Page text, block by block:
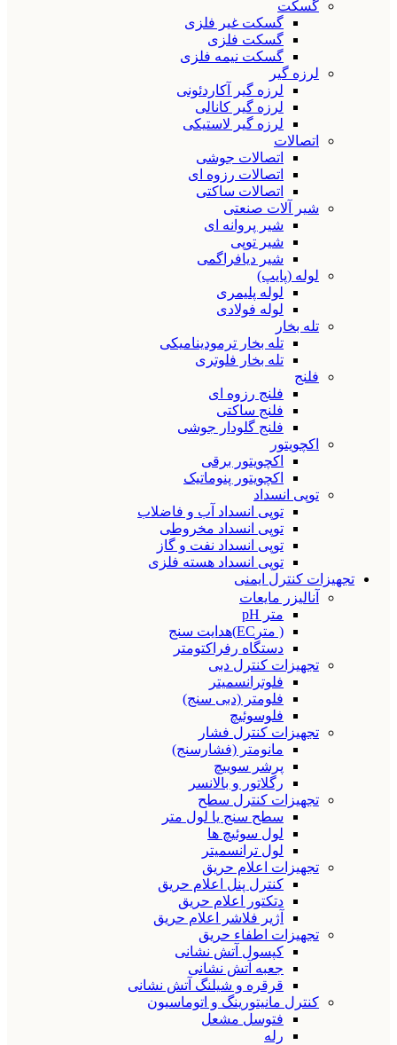
گسکت
گسکت غیر فلزی
گسکت فلزی
گسکت نیمه فلزی
لرزه گیر
لرزه گیر آکاردئونی
لرزه گیر کانالی
لرزه گیر لاستیکی
اتصالات
اتصالات جوشی
اتصالات رزوه ای
اتصالات ساکتی
شیر آلات صنعتی
شیر پروانه ای
شیر توپی
شیر دیافراگمی
لوله (پایپ)
لوله پلیمری
لوله فولادی
تله بخار
تله بخار ترمودینامیکی
تله بخار فلوتری
فلنج
فلنج رزوه ای
فلنج ساکتی
فلنج گلودار جوشی
اکچویتور
اکچویتور برقی
اکچویتور پنوماتیک
توپی انسداد
توپی انسداد آب و فاضلاب
توپی انسداد مخروطی
توپی انسداد نفت و گاز
توپی انسداد هسته فلزی
تجهیزات کنترل ایمنی
آنالیزر مایعات
متر pH
( مترEC)هدایت سنج
دستگاه رفراکتومتر
تجهیزات کنترل دبی
فلوترانسمیتر
فلومتر (دبی سنج)
فلوسوئیچ
تجهیزات کنترل فشار
مانومتر (فشارسنج)
پرشر سوییچ
رگلاتور و بالانسر
تجهیزات کنترل سطح
سطح سنج یا لول متر
لول سوئیچ ها
لول ترانسمیتر
تجهیزات اعلام حریق
کنترل پنل اعلام حریق
دتکتور اعلام حریق
آژیر فلاشر اعلام حریق
تجهیزات اطفاء حریق
کپسول آتش نشانی
جعبه آتش نشانی
قرقره و شیلنگ آتش نشانی
کنترل مانیتورینگ و اتوماسیون
فتوسل مشعل
رله